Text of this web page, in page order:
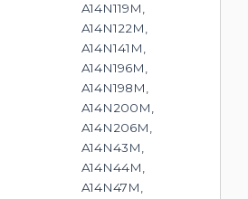
A14N119M,
A14N122M,
A14N141M,
A14N196M,
A14N198M,
A14N200M,
A14N206M,
A14N43M,
A14N44M,
A14N47M,